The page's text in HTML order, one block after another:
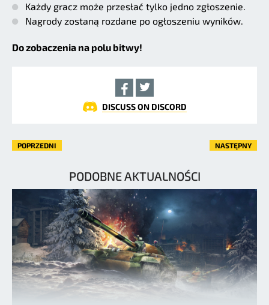
Każdy gracz może przesłać tylko jedno zgłoszenie.
Nagrody zostaną rozdane po ogłoszeniu wyników.
Do zobaczenia na polu bitwy!
DISCUSS ON DISCORD
POPRZEDNI NASTĘPNY
PODOBNE AKTUALNOŚCI